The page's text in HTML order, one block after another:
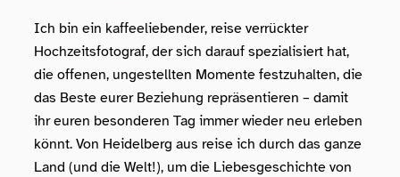
Ich bin ein kaffeeliebender, reise verrückter
Hochzeitsfotograf, der sich darauf spezialisiert hat,
die offenen, ungestellten Momente festzuhalten, die
das Beste eurer Beziehung repräsentieren – damit
ihr euren besonderen Tag immer wieder neu erleben
könnt. Von Heidelberg aus reise ich durch das ganze
Land (und die Welt!), um die Liebesgeschichte von